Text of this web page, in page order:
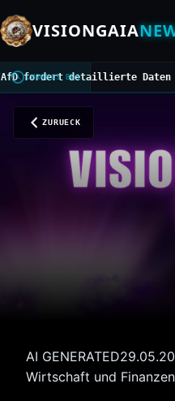
VISIONGAIA
CHRONOS BUS
detaillierte Daten zum
ZURUECK
AI GENERATED
Wirtschaft und Finanzen